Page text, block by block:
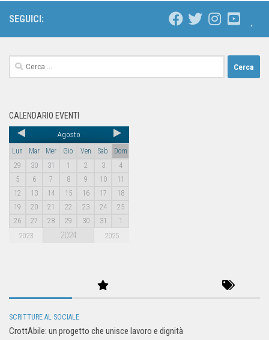
SEGUICI:
CALENDARIO EVENTI
Agosto
Lun Mar Mer Gio Ven Sab
Dom
29
30 31 1 2 3
4
5
6 7 8 9 10
11
12
13 14 15 16 17
18
19
20 21 22 23 24
25
26
27 28 29 30 31 1
2023 2024 2025
SCRITTURE AL SOCIALE
CrottAbile: un progetto che unisce lavoro e dignità